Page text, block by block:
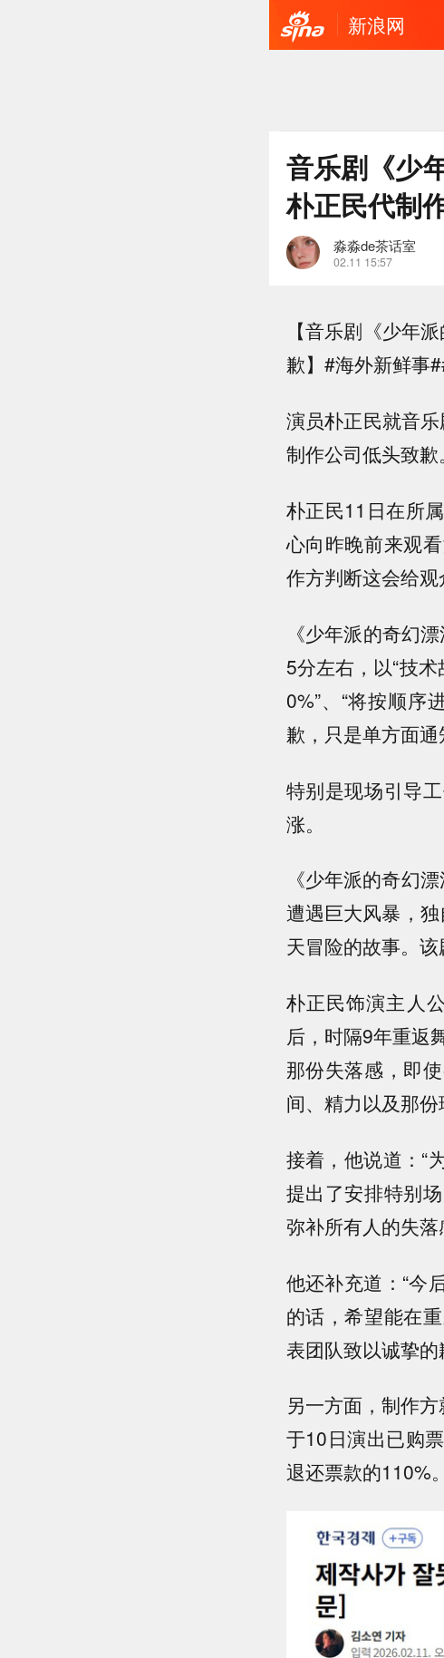
新浪网
音乐剧《少
朴正民代制
淼淼de茶话室
02.11 15:57
【音乐剧《少年
歉】#海外新鲜事
演员朴正民就音
制作公司低头致歉。
朴正民11日在所
心向昨晚前来观
作方判断这会给
《少年派的奇幻
5分左右，以“技
0%”、“将按顺序
歉，只是单方面通
特别是现场引导
涨。
《少年派的奇幻
遭遇巨大风暴，
天冒险的故事。该
朴正民饰演主人
后，时隔9年重返
那份失落感，即
间、精力以及那
接着，他说道：“
提出了安排特别
弥补所有人的失
他还补充道：“今
的话，希望能在
表团队致以诚挚
另一方面，制作
于10日演出已购
退还票款的110%。